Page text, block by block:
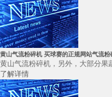
黄山气流粉碎机 买球赛的正规网站气流
黄山气流粉碎机，另外，大部分
了解详情